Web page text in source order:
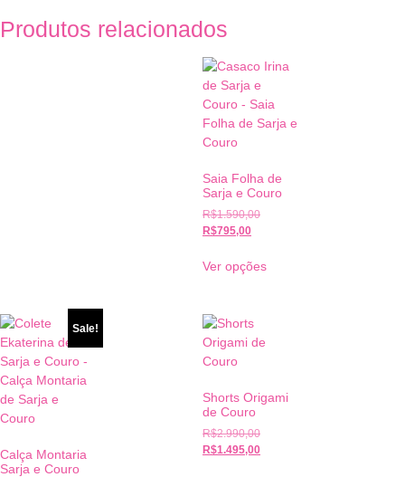
Produtos relacionados
Saia Folha de
Sarja e Couro
R$1.590,00
R$795,00
Ver opções
Sale!
Calça Montaria
Sarja e Couro
Shorts Origami
de Couro
R$2.990,00
R$1.495,00